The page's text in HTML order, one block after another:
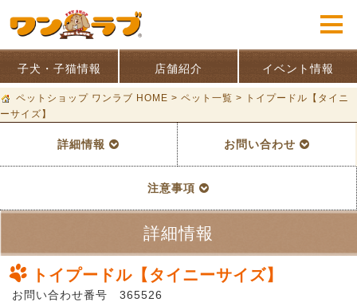
子犬・子猫情報 店舗紹介 イベント情報
ペットショップ ワンラブ HOME > ペット一覧 >
トイプードル【タイニ
ーサイズ】
詳細情報 お問い合わせ
注意事項
詳細情報
トイプードル【タイニーサイズ】
お問い合わせ番号 365526